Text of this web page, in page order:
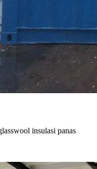
insulasi panas